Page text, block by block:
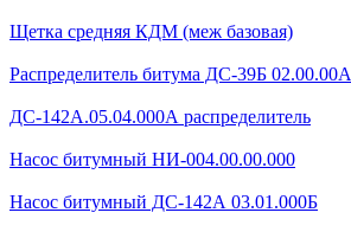
Щетка средняя КДМ (меж базовая)
Распределитель битума ДС-39Б 02.00.00А
ДС-142А.05.04.000А распределитель
Насос битумный НИ-004.00.00.000
Насос битумный ДС-142А 03.01.000Б